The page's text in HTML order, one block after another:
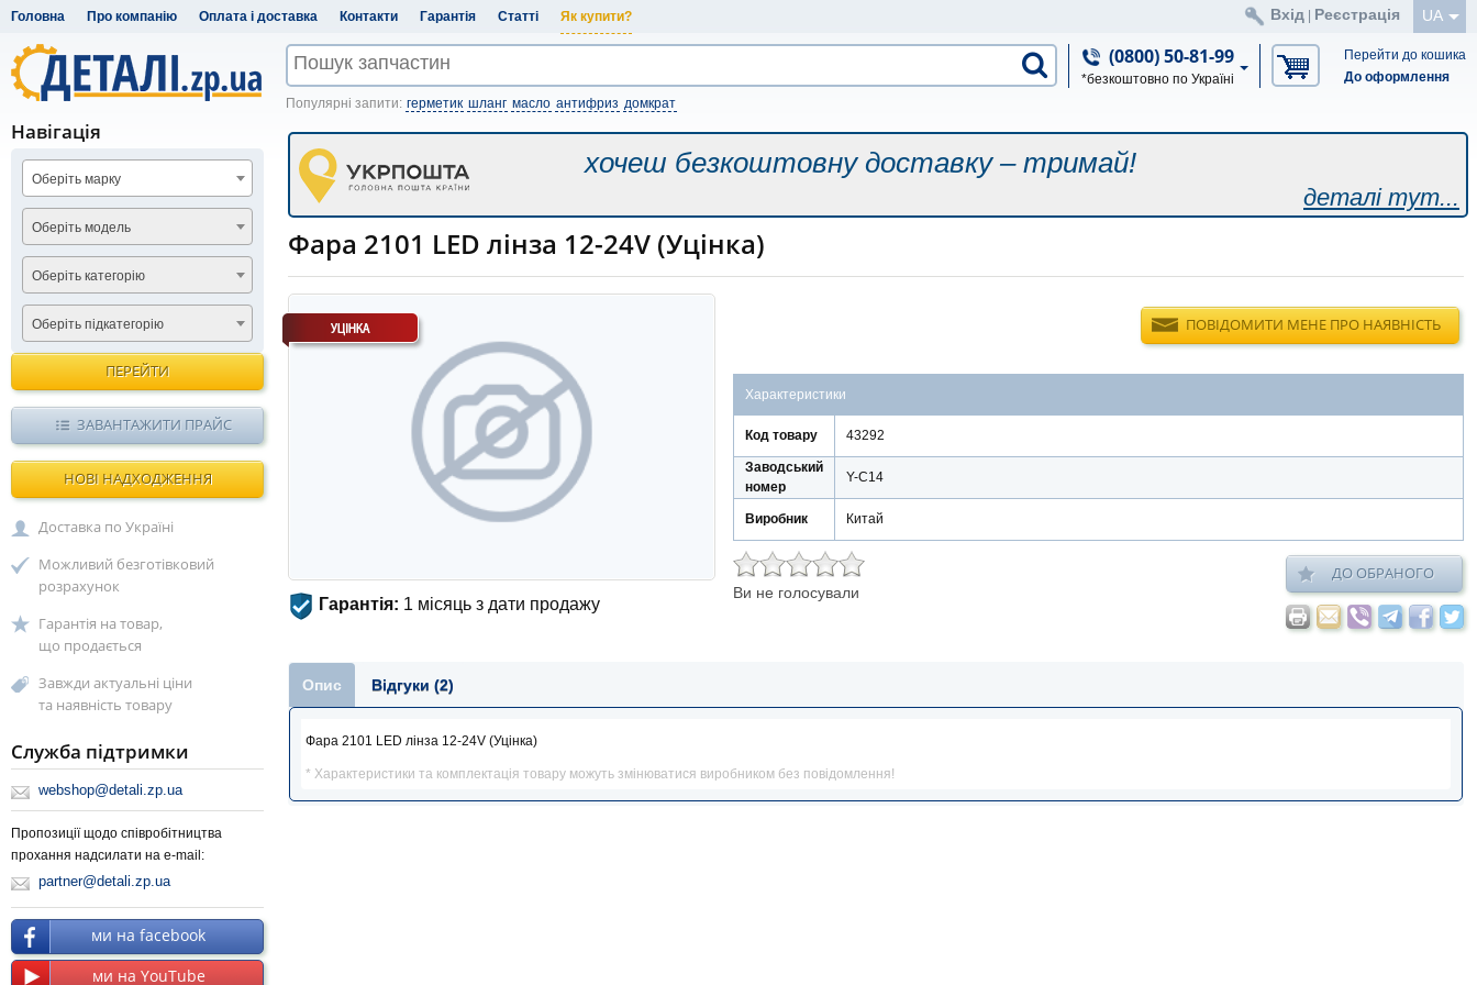
Головна Про компанію Оплата і доставка Контакти Гарантія Статті Як купити? UA
Вхід Реєстрація
(0800) 50-81-99
*безкоштовно по Україні
Перейти до кошика
До оформлення
Популярні запити: герметик шланг масло антифриз домкрат
хочеш безкоштовну доставку – тримай!
деталі тут...
Фара 2101 LED лінза 12-24V (Уцінка)
Гарантія: 1 місяць з дати продажу
ПОВІДОМИТИ МЕНЕ ПРО НАЯВНІСТЬ
Характеристики
Код товару 43292
Заводський
номер
Y-C14
Виробник Китай
Ви не голосували
ДО ОБРАНОГО
Опис Відгуки (2)
Фара 2101 LED лінза 12-24V (Уцінка)
* Характеристики та комплектація товару можуть змінюватися виробником без повідомлення!
Навігація
Оберіть марку
Оберіть модель
Оберіть категорію
Оберіть підкатегорію
ПЕРЕЙТИ
ЗАВАНТАЖИТИ ПРАЙС
НОВІ НАДХОДЖЕННЯ
Доставка по Україні
Можливий безготівковий
розрахунок
Гарантія на товар,
що продається
Завжди актуальні ціни
та наявність товару
Служба підтримки
webshop@detali.zp.ua
Пропозиції щодо співробітництва
прохання надсилати на e-mail:
partner@detali.zp.ua
ми на facebook
ми на YouTube